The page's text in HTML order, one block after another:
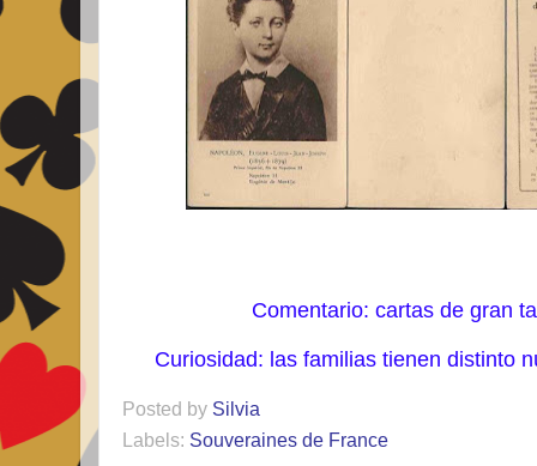
Comentario: cartas de gran
Curiosidad: las familias tienen distinto
Posted by Silvia
Labels: Souveraines de France